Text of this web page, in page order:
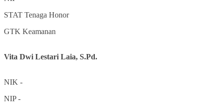
STAT Tenaga Honor
GTK Keamanan
Vita Dwi Lestari Laia, S.Pd.
NIK -
NIP-